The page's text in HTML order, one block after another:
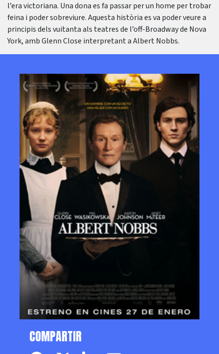
l’era victoriana. Una dona es fa passar per un home per trobar
feina i poder sobreviure. Aquesta història es va poder veure a
principis dels vuitanta als teatres de l’off-Broadway de Nova
York, amb Glenn Close interpretant a Albert Nobbs.
COMPARTIR